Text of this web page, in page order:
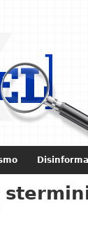
di Israele